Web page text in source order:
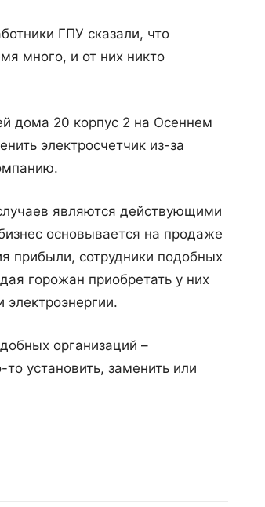
ГПУ сказали, что
много, и от них никто
дома 20 корпус 2 на Осеннем
электросчетчик из-за
являются действующими
основывается на продаже
прибыли, сотрудники подобных
горожан приобретать у них
организаций –
установить, заменить или